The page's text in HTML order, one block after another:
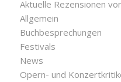
Aktuelle Rezensionen
Allgemein
Buchbesprechungen
Festivals
News
Opern- und